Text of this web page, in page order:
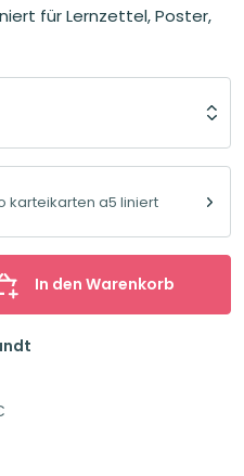
für Lernzettel, Poster,
karteikarten a5 liniert
In den Warenkorb